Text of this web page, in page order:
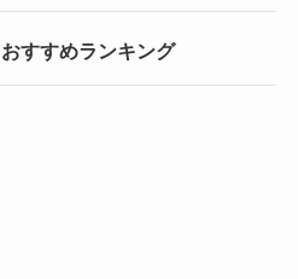
すすめランキング